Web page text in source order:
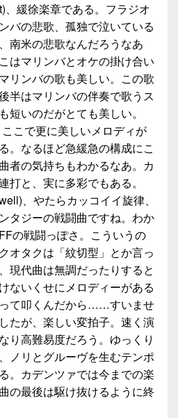
、緩徐楽章である。フラジオ
バの悲歌、孤独で泣いている
南米の悲歌なんだろうなあ
はマリンバとオケの掛け合い
リンバの歌も美しい。この歌
半はマリンバの伴奏で歌うス
短いのだがとても美しい。
こで更に美しいメロディが
。なるほど急緩急の構成にこ
者の気持ちもわかるなあ。カ
打と、実に多彩でもある。
、やたらカッコイイ旋律、
タジーの戦闘曲ですね。わか
の戦闘っぽさ。こういうの
オタクは「紋切型」とか言っ
現代曲は無調だったりすると
ないくせにメロディーがある
て叩くんだから……すいませ
たが、楽しい変拍子。速く演
り高難易度だろう。ゆっくり
ノリとグルーヴを生むテンポ
。カデンツァでは今までの楽
の最後は駆け抜けるように終